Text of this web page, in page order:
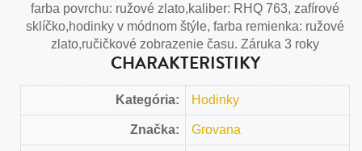
farba povrchu: ružové zlato,kaliber: RHQ 763, zafírové
sklíčko,hodinky v módnom štýle, farba remienka: ružové
zlato,ručičkové zobrazenie času. Záruka 3 roky
CHARAKTERISTIKY
Kategória: Hodinky
Značka: Grovana